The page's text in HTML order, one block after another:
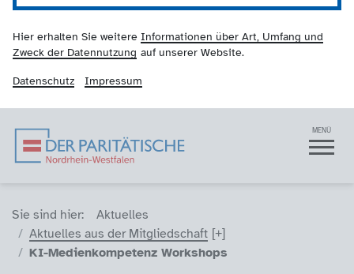
Hier erhalten Sie weitere Informationen über Art, Umfang und
Zweck der Datennutzung auf unserer Website.
Datenschutz Impressum
Der Paritätische NRW
Navigation MENÜ
Sie sind hier (Breadcrumb)
Sie sind hier:
Aktuelles
Aktuelles aus der Mitgliedschaft
KI-Medienkompetenz Workshops